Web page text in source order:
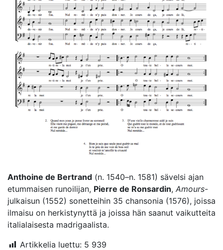
Anthoine de Bertrand (n. 1540–n. 1581) sävelsi ajan
etummaisen runoilijan, Pierre de Ronsardin, Amours-
julkaisun (1552) sonetteihin 35 chansonia (1576), joissa
ilmaisu on herkistynyttä ja joissa hän saanut vaikutteita
italialaisesta madrigaalista.
Artikkelia luettu: 5 939